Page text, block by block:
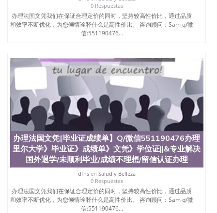
0 Respuestas
办理法国文凭我们在保证合理定价的同时，坚持较高性价比，通过品质
和效率不断优化，为您倾情诠释什么是高性价比。 咨询顾问：Sam q/微
信:551190476...
办理法国文凭[毕业证成绩单】Q/微信551190476办理
里尔大学》毕业证》成绩单》文凭》学位证||&专业解决
国外退学/未顺利毕业/成绩不理想/留信认证办理
dfnsen Salud y Belleza
0 Respuestas
办理法国文凭我们在保证合理定价的同时，坚持较高性价比，通过品质
和效率不断优化，为您倾情诠释什么是高性价比。 咨询顾问：Sam q/微
信:551190476...